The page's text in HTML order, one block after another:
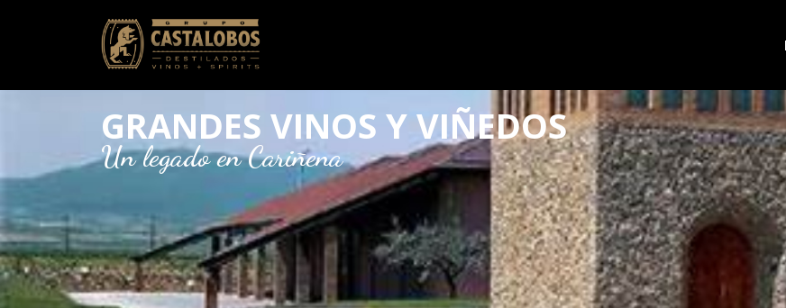
GRANDES VINOS Y VIÑEDOS
Un legado en Cariñena